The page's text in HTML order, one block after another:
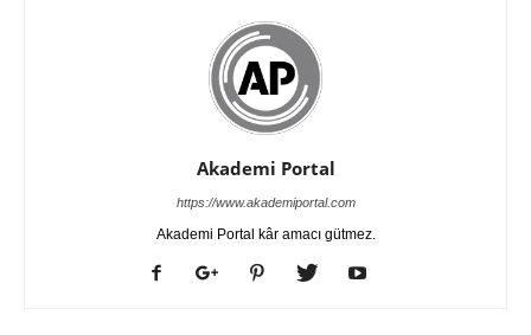
Akademi Portal
https://www.akademiportal.com
Akademi Portal kâr amacı gütmez.